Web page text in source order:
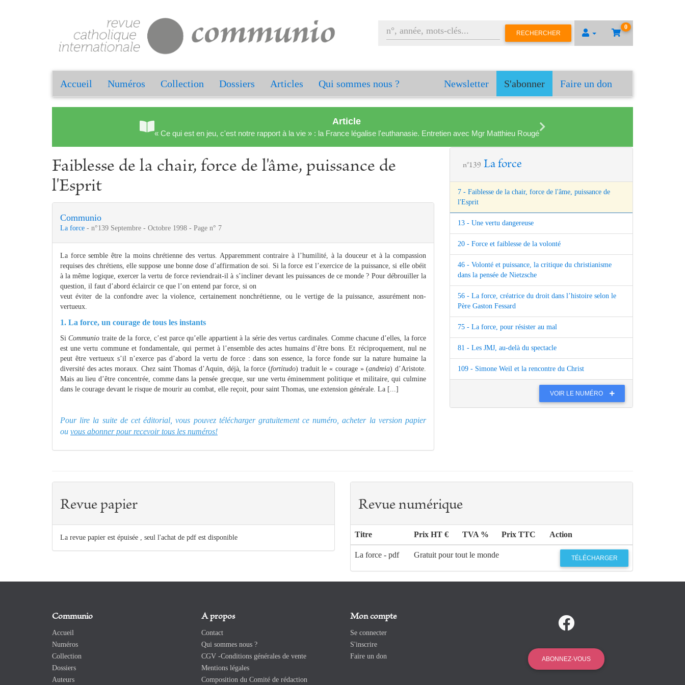
0
RECHERCHER
Accueil Numéros Collection Dossiers Articles Qui sommes nous ? Newsletter S'abonner Faire un don
Article
« Ce qui est en jeu, c'est notre rapport à la vie » : la France légalise l'euthanasie. Entretien avec Mgr Matthieu Rougé
Faiblesse de la chair, force de l'âme, puissance de
l'Esprit
Communio
La force - n°139 Septembre - Octobre 1998 - Page n° 7
La force semble être la moins chrétienne des vertus. Apparemment contraire à l’humilité, à la douceur et à la compassion
requises des chrétiens, elle suppose une bonne dose d’affirmation de soi. Si la force est l’exercice de la puissance, si elle obéit
à la même logique, exercer la vertu de force reviendrait-il à s’incliner devant les puissances de ce monde ? Pour débrouiller la
question, il faut d’abord éclaircir ce que l’on entend par force, si on
veut éviter de la confondre avec la violence, certainement nonchrétienne, ou le vertige de la puissance, assurément non-
vertueux.
1. La force, un courage de tous les instants
SiCommunio traite de la force, c’est parce qu’elle appartient à la série des vertus cardinales. Comme chacune d’elles, la force
est une vertu commune et fondamentale, qui permet à l’ensemble des actes humains d’être bons. Et réciproquement, nul ne
peut être vertueux s’il n’exerce pas d’abord la vertu de force : dans son essence, la force fonde sur la nature humaine la
diversité des actes moraux. Chez saint Thomas d’Aquin, déjà, la force (fortitudo) traduit le « courage » (andreia) d’Aristote.
Mais au lieu d’être concentrée, comme dans la pensée grecque, sur une vertu éminemment politique et militaire, qui culmine
dans le courage devant le risque de mourir au combat, elle reçoit, pour saint Thomas, une extension générale. La [...]
Pour lire la suite de cet éditorial, vous pouvez télécharger gratuitement ce numéro, acheter la version papier
ou vous abonner pour recevoir tous les numéros!
n°139 La force
7 - Faiblesse de la chair, force de l'âme, puissance de
l'Esprit
13 - Une vertu dangereuse
20 - Force et faiblesse de la volonté
46 - Volonté et puissance, la critique du christianisme
dans la pensée de Nietzsche
56 - La force, créatrice du droit dans l’histoire selon le
Père Gaston Fessard
75 - La force, pour résister au mal
81 - Les JMJ, au-delà du spectacle
109 - Simone Weil et la rencontre du Christ
VOIR LE NUMÉRO
Revue papier
La revue papier est épuisée , seul l'achat de pdf est disponible
Revue numérique
Titre Prix HT € TVA % Prix TTC Action
La force - pdf Gratuit pour tout le monde TÉLÉCHARGER
Communio
Accueil
Numéros
Collection
Dossiers
Auteurs
A propos
Contact
Qui sommes nous ?
CGV -Conditions générales de vente
Mentions légales
Composition du Comité de rédaction
Mon compte
Se connecter
S'inscrire
Faire un don
ABONNEZ-VOUS